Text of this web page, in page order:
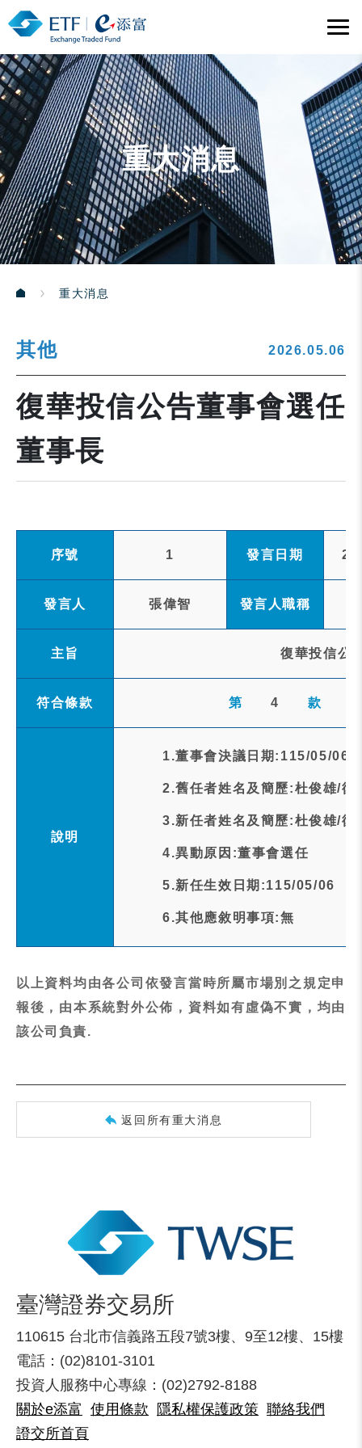
重大消息
重大消息
其他 2026.05.06
復華投信公告董事會選任
董事長
序號 1 發言日期
發言人 張偉智 發言人職稱
主旨 復華投信公
符合條款 第 4 款
說明
1.董事會決議日期:115/05/06
2.舊任者姓名及簡歷:杜俊雄/復
3.新任者姓名及簡歷:杜俊雄/復
4.異動原因:董事會選任
5.新任生效日期:115/05/06
6.其他應敘明事項:無
以上資料均由各公司依發言當時所屬市場別之規定申
報後，由本系統對外公佈，資料如有虛偽不實，均由
該公司負責.
返回所有重大消息
臺灣證券交易所
110615 台北市信義路五段7號3樓、9至12樓、15樓
電話：(02)8101-3101
投資人服務中心專線：(02)2792-8188
關於e添富 使用條款 隱私權保護政策 聯絡我們
證交所首頁